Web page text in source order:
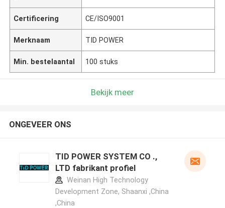
Certificering CE/ISO9001
Merknaam TID POWER
Min. bestelaantal 100 stuks
Bekijk meer
ONGEVEER ONS
TID POWER SYSTEM CO .,
LTD fabrikant profiel
Weinan High Technology
Development Zone, Shaanxi ,China
,China